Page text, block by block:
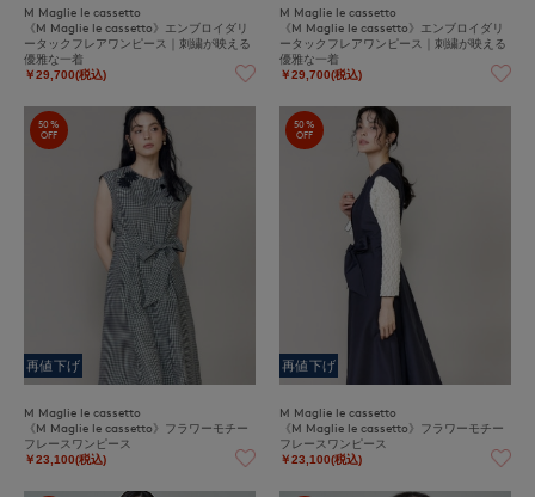
M Maglie le cassetto
《M Maglie le cassetto》エンブロイダリ
ータックフレアワンピース｜刺繍が映える
優雅な一着
￥29,700(税込)
M Maglie le cassetto
《M Maglie le cassetto》エンブロイダリ
ータックフレアワンピース｜刺繍が映える
優雅な一着
￥29,700(税込)
50%
OFF
再値下げ
M Maglie le cassetto
《M Maglie le cassetto》フラワーモチー
フレースワンピース
￥23,100(税込)
50%
OFF
再値下げ
M Maglie le cassetto
《M Maglie le cassetto》フラワーモチー
フレースワンピース
￥23,100(税込)